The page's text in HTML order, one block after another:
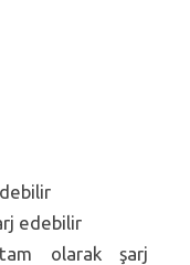
edebilir
olarak şarj